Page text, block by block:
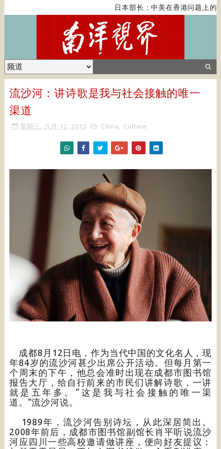
日本部长：中美在香港问题上的紧
流沙河：讲诗歌是我与社会接触的唯一
渠道
星期三, 八月 12, 2015 China , Culture
成都8月12日电，作为当代中国的文化名人，现
年84岁的流沙河甚少出席公开活动。但每月第一
个周末的下午，他总会准时出现在成都市图书馆
报告大厅，给自行前来的市民们讲解诗歌，一讲
就是五年多。“这是我与社会接触的唯一渠
道。”流沙河说。
1989年，流沙河告别诗坛，从此深居简出。
2008年前后，成都市图书馆副馆长肖平听说流沙
河应四川一些高校邀请做讲座，便向好友提议：